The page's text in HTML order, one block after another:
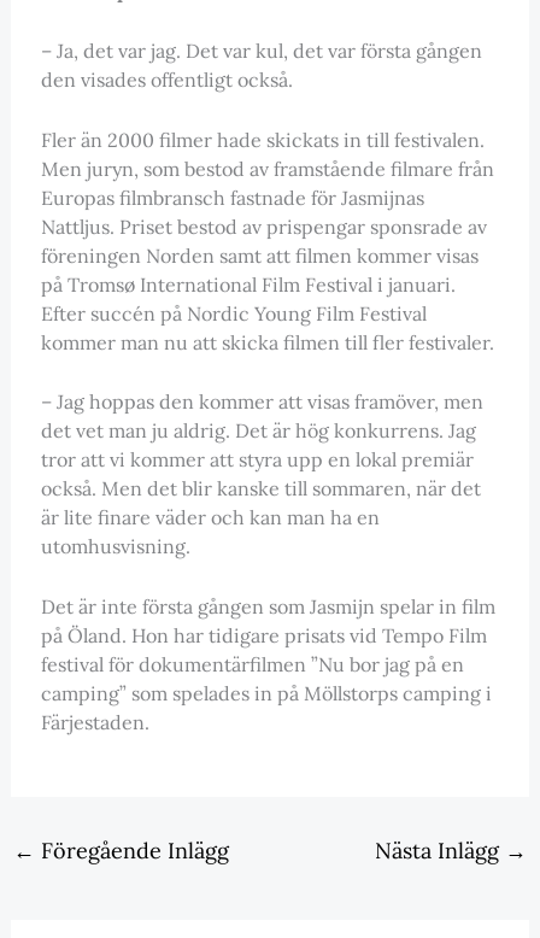
– Ja, det var jag. Det var kul, det var första gången
den visades offentligt också.
Fler än 2000 filmer hade skickats in till festivalen.
Men juryn, som bestod av framstående filmare från
Europas filmbransch fastnade för Jasmijnas
Nattljus. Priset bestod av prispengar sponsrade av
föreningen Norden samt att filmen kommer visas
på Tromsø International Film Festival i januari.
Efter succén på Nordic Young Film Festival
kommer man nu att skicka filmen till fler festivaler.
– Jag hoppas den kommer att visas framöver, men
det vet man ju aldrig. Det är hög konkurrens. Jag
tror att vi kommer att styra upp en lokal premiär
också. Men det blir kanske till sommaren, när det
är lite finare väder och kan man ha en
utomhusvisning.
Det är inte första gången som Jasmijn spelar in film
på Öland. Hon har tidigare prisats vid Tempo Film
festival för dokumentärfilmen ”Nu bor jag på en
camping” som spelades in på Möllstorps camping i
Färjestaden.
← Föregående Inlägg Nästa Inlägg →